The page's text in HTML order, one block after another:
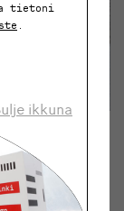
tietoni
.
ikkuna